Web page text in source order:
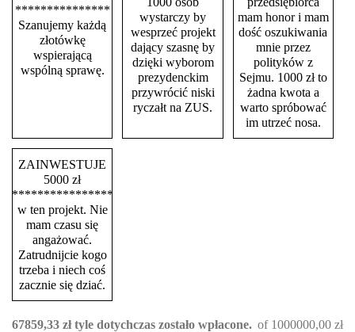
***************
Szanujemy każdą
złotówkę
wspierającą
wspólną sprawę.
wystarczy by
wesprzeć projekt
dający szasnę by
dzięki wyborom
prezydenckim
przywrócić niski
ryczałt na ZUS.
mam honor i mam
dość oszukiwania
mnie przez
polityków z
Sejmu. 1000 zł to
żadna kwota a
warto spróbować
im utrzeć nosa.
ZAINWESTUJE
5000 zł
****************
w ten projekt. Nie
mam czasu się
angażować.
Zatrudnijcie kogo
trzeba i niech coś
zacznie się dziać.
67859,33 zł tyle dotychczas zostało wpłacone. of 1000000,00 zł